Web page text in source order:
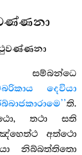
සම්බන්ධෙ
දෙවියා
ති.
තථා සති
අත්ථො
නිබ්බත්තිතො